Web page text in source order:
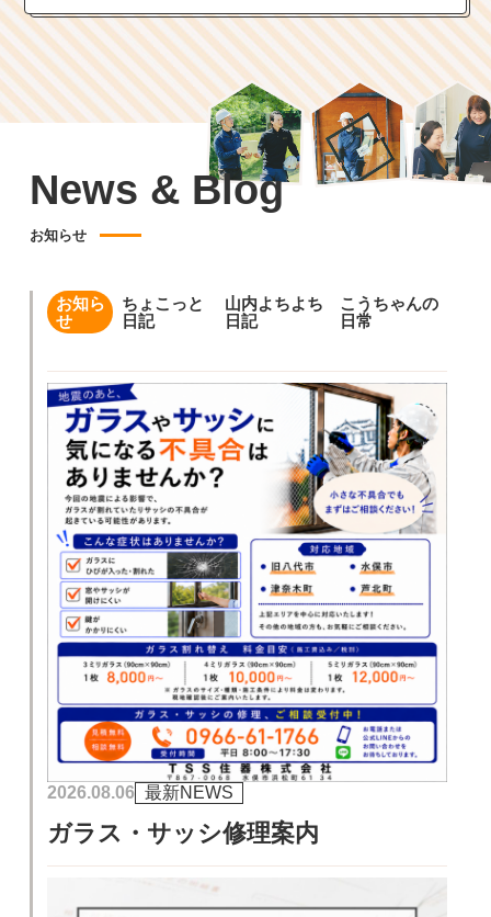
News & Blog
お知らせ
お知ら
せ
ちょこっと
日記
山内よちよち
日記
こうちゃんの
日常
2026.08.06 最新NEWS
ガラス・サッシ修理案内